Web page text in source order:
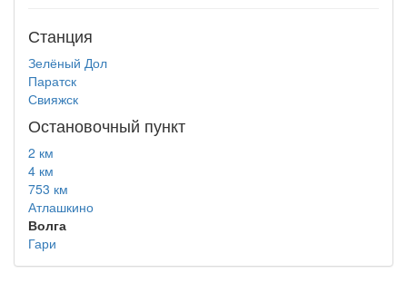
Станция
Зелёный Дол
Паратск
Свияжск
Остановочный пункт
2 км
4 км
753 км
Атлашкино
Волга
Гари